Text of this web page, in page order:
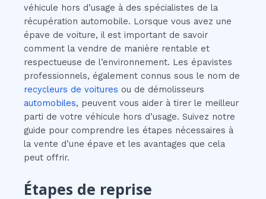
véhicule hors d’usage à des spécialistes de la
récupération automobile. Lorsque vous avez une
épave de voiture, il est important de savoir
comment la vendre de manière rentable et
respectueuse de l’environnement. Les épavistes
professionnels, également connus sous le nom de
recycleurs de voitures ou de démolisseurs
automobiles, peuvent vous aider à tirer le meilleur
parti de votre véhicule hors d’usage. Suivez notre
guide pour comprendre les étapes nécessaires à
la vente d’une épave et les avantages que cela
peut offrir.
Étapes de reprise